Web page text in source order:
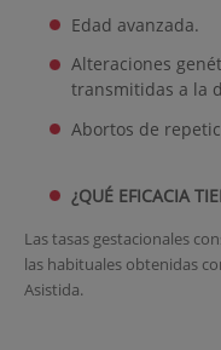
Edad avanzada.
Alteraciones
transmitidas a la
Abortos de
¿QUÉ EFICACIA
Las tasas gestacionales
las habituales obtenidas
Asistida.